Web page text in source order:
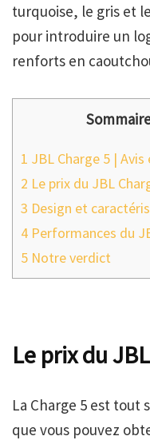
turquoise, le gris et
pour introduire un
renforts en
1 JBL Charge 5 |
2 Le prix du JBL
3 Design et
4 Performances du
5 Notre verdict
Le prix du
La Charge 5 est
que vous pouvez